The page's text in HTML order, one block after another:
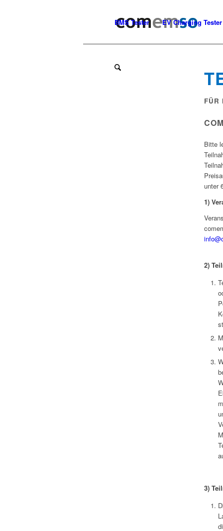
BMS Tester EV Charging Tester
FÜR
Bitte
unter
1)
2)
3)